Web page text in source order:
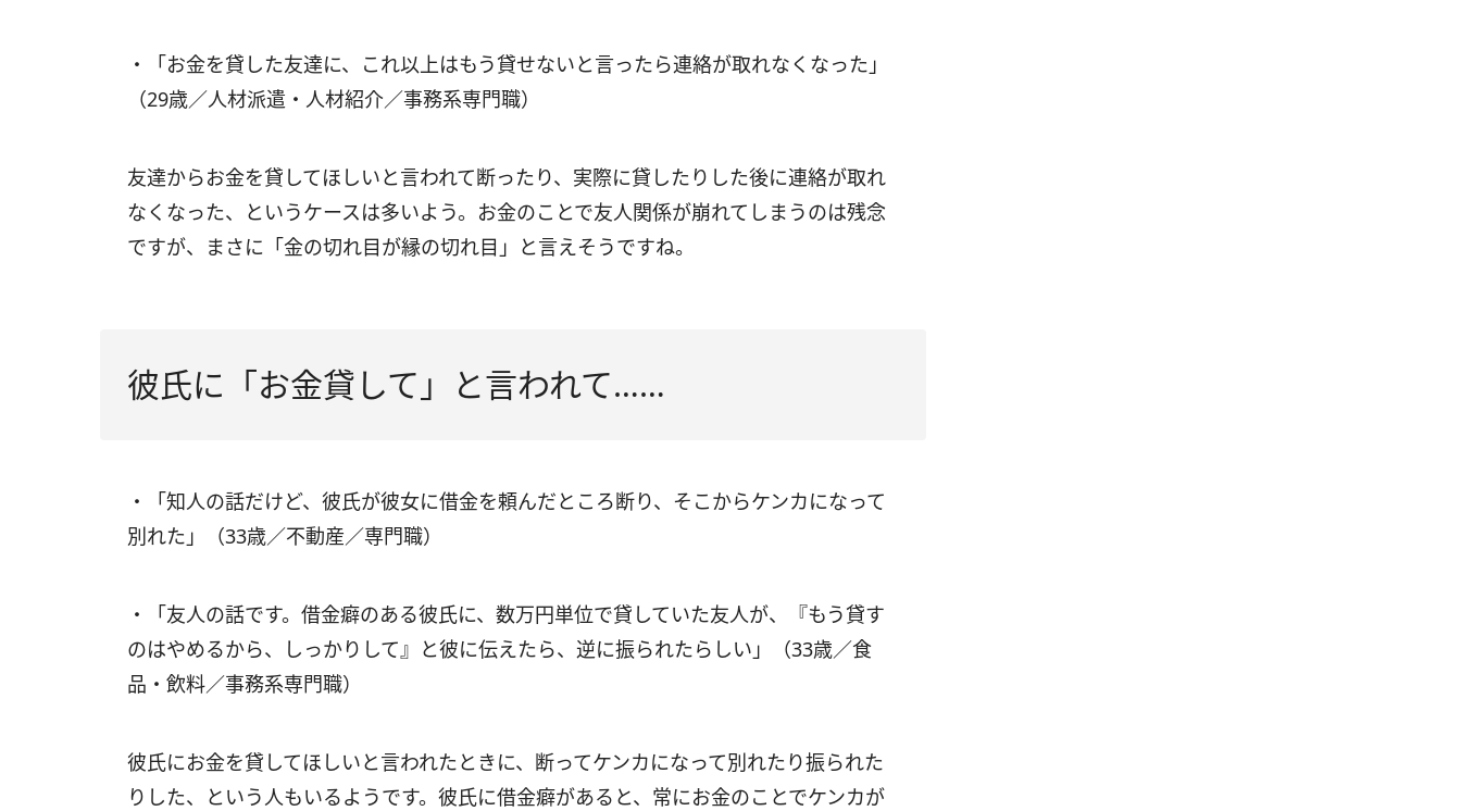
・「お金を貸した友達に、これ以上はもう貸せないと言ったら連絡が取れなくなった」
（29歳／人材派遣・人材紹介／事務系専門職）
友達からお金を貸してほしいと言われて断ったり、実際に貸したりした後に連絡が取れ
なくなった、というケースは多いよう。お金のことで友人関係が崩れてしまうのは残念
ですが、まさに「金の切れ目が縁の切れ目」と言えそうですね。
彼氏に「お金貸して」と言われて……
・「知人の話だけど、彼氏が彼女に借金を頼んだところ断り、そこからケンカになって
別れた」（33歳／不動産／専門職）
・「友人の話です。借金癖のある彼氏に、数万円単位で貸していた友人が、『もう貸す
のはやめるから、しっかりして』と彼に伝えたら、逆に振られたらしい」（33歳／食
品・飲料／事務系専門職）
彼氏にお金を貸してほしいと言われたときに、断ってケンカになって別れたり振られた
りした、という人もいるようです。彼氏に借金癖があると、常にお金のことでケンカが